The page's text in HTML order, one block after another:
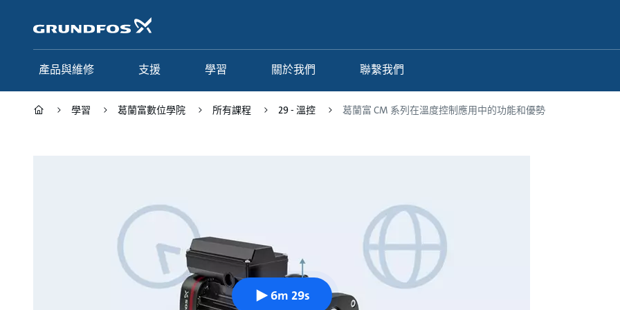
產品與維修 支援 學習 關於我們 聯繫我們
學習 葛蘭富數位學院 所有課程 29 - 溫控 葛蘭富 CM 系列在溫度控制應用中的功能和優勢
6m 29s